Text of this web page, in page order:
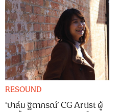
RESOUND
‘ปาล์ม ฐิตาภรณ์’ CG Artist ผู้